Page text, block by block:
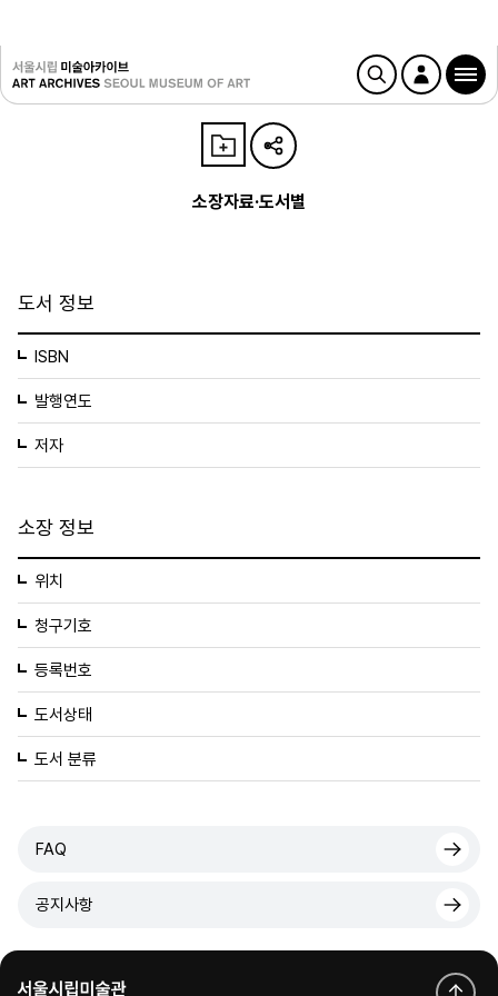
소장자료·도서별
도서 정보
ISBN
발행연도
저자
소장 정보
위치
청구기호
등록번호
도서상태
도서 분류
FAQ
공지사항